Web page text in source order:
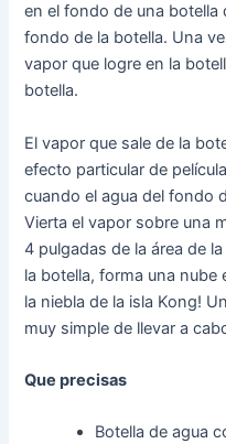
en el fondo de una botella
fondo de la botella. Una
vapor que logre en la
botella.
El vapor que sale de la
efecto particular de
cuando el agua del fondo
Vierta el vapor sobre una
4 pulgadas de la área de
la botella, forma una nube
la niebla de la isla Kong!
muy simple de llevar a
Que precisas
Botella de agua